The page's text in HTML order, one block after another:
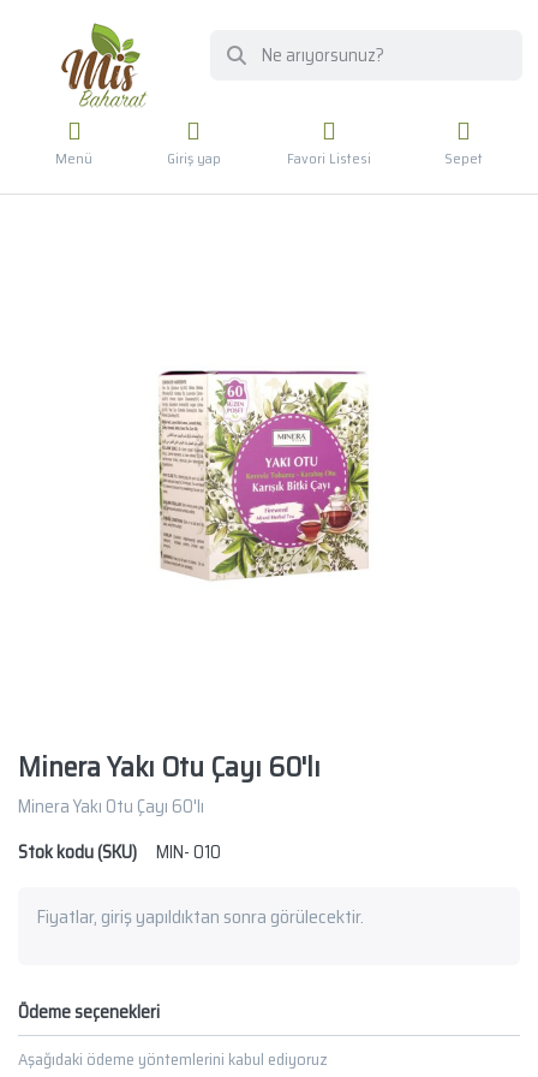
Menü Giriş yap Favori Listesi Sepet
Minera Yakı Otu Çayı 60'lı
Minera Yakı Otu Çayı 60'lı
Stok kodu (SKU)
MIN- 010
Fiyatlar, giriş yapıldıktan sonra görülecektir.
Ödeme seçenekleri
Aşağıdaki ödeme yöntemlerini kabul ediyoruz